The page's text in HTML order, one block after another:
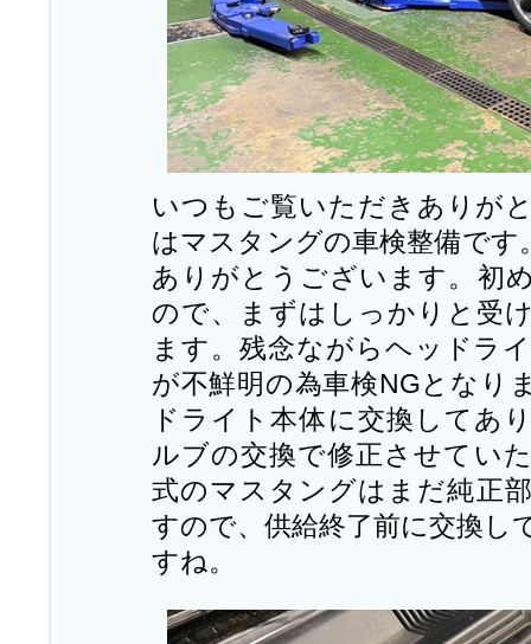
いつもご覧いただきありが
はマスタングの車検整備です
ありがとうございます。初
ので、まずはしっかりと受
ます。残念ながらヘッドラ
が不鮮明の為車検NGとなり
ドライト本体に交換してあ
ルブの交換で修正させてい
式のマスタングはまだ純正
すので、供給終了前に交換し
すね。